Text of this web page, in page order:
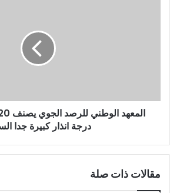
مستوى
درجة انذار كبيرة جدا
مقالات ذات صلة